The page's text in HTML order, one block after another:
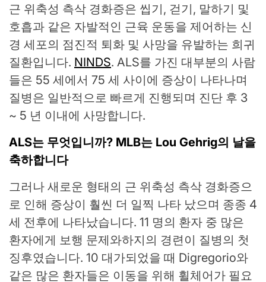
근 위축성 측삭 경화증은 씹기, 걷기, 말하기 및
호흡과 같은 자발적인 근육 운동을 제어하는 ​​신
경 세포의 점진적 퇴화 및 사망을 유발하는 희귀
질환입니다. NINDS. ALS를 가진 대부분의 사람
들은 55 세에서 75 세 사이에 증상이 나타나며
질병은 일반적으로 빠르게 진행되며 진단 후 3
~ 5 년 이내에 사망합니다.
ALS는 무엇입니까? MLB는 Lou Gehrig의 날을
축하합니다
그러나 새로운 형태의 근 위축성 측삭 경화증으
로 인해 증상이 훨씬 더 일찍 나타 났으며 종종 4
세 전후에 나타났습니다. 11 명의 환자 중 많은
환자에게 보행 문제와하지의 경련이 질병의 첫
징후였습니다. 10 대가되었을 때 Digregorio와
같은 많은 환자들은 이동을 위해 휠체어가 필요